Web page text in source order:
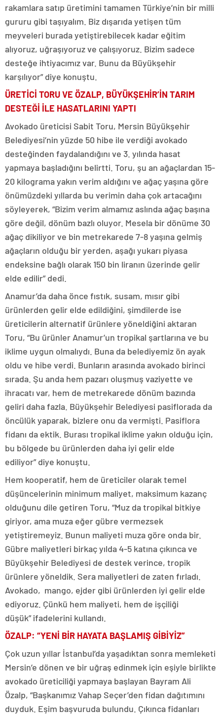
rakamlara satıp üretimini tamamen Türkiye’nin bir milli
gururu gibi taşıyalım. Biz dışarıda yetişen tüm
meyveleri burada yetiştirebilecek kadar eğitim
alıyoruz, uğraşıyoruz ve çalışıyoruz. Bizim sadece
desteğe ihtiyacımız var. Bunu da Büyükşehir
karşılıyor” diye konuştu.
ÜRETİCİ TORU VE ÖZALP, BÜYÜKŞEHİR’İN TARIM
DESTEĞİ İLE HASATLARINI YAPTI
Avokado üreticisi Sabit Toru, Mersin Büyükşehir
Belediyesi’nin yüzde 50 hibe ile verdiği avokado
desteğinden faydalandığını ve 3. yılında hasat
yapmaya başladığını belirtti. Toru, şu an ağaçlardan 15-
20 kilograma yakın verim aldığını ve ağaç yaşına göre
önümüzdeki yıllarda bu verimin daha çok artacağını
söyleyerek, “Bizim verim almamız aslında ağaç başına
göre değil, dönüm bazlı oluyor. Mesela bir dönüme 30
ağaç dikiliyor ve bin metrekarede 7-8 yaşına gelmiş
ağaçların olduğu bir yerden, aşağı yukarı piyasa
endeksine bağlı olarak 150 bin liranın üzerinde gelir
elde edilir” dedi.
Anamur’da daha önce fıstık, susam, mısır gibi
ürünlerden gelir elde edildiğini, şimdilerde ise
üreticilerin alternatif ürünlere yöneldiğini aktaran
Toru, “Bu ürünler Anamur’un tropikal şartlarına ve bu
iklime uygun olmalıydı. Buna da belediyemiz ön ayak
oldu ve hibe verdi. Bunların arasında avokado birinci
sırada. Şu anda hem pazarı oluşmuş vaziyette ve
ihracatı var, hem de metrekarede dönüm bazında
geliri daha fazla. Büyükşehir Belediyesi pasiflorada da
öncülük yaparak, bizlere onu da vermişti. Pasiflora
fidanı da ektik. Burası tropikal iklime yakın olduğu için,
bu bölgede bu ürünlerden daha iyi gelir elde
ediliyor” diye konuştu.
Hem kooperatif, hem de üreticiler olarak temel
düşüncelerinin minimum maliyet, maksimum kazanç
olduğunu dile getiren Toru, “Muz da tropikal bitkiye
giriyor, ama muza eğer gübre vermezsek
yetiştiremeyiz. Bunun maliyeti muza göre onda bir.
Gübre maliyetleri birkaç yılda 4-5 katına çıkınca ve
Büyükşehir Belediyesi de destek verince, tropik
ürünlere yöneldik. Sera maliyetleri de zaten fırladı.
Avokado, mango, ejder gibi ürünlerden iyi gelir elde
ediyoruz. Çünkü hem maliyeti, hem de işçiliği
düşük” ifadelerini kullandı.
ÖZALP: “YENİ BİR HAYATA BAŞLAMIŞ GİBİYİZ”
Çok uzun yıllar İstanbul’da yaşadıktan sonra memleketi
Mersin’e dönen ve bir uğraş edinmek için eşiyle birlikte
avokado üreticiliği yapmaya başlayan Bayram Ali
Özalp, “Başkanımız Vahap Seçer’den fidan dağıtımını
duyduk. Eşim başvuruda bulundu. Çıkınca fidanları